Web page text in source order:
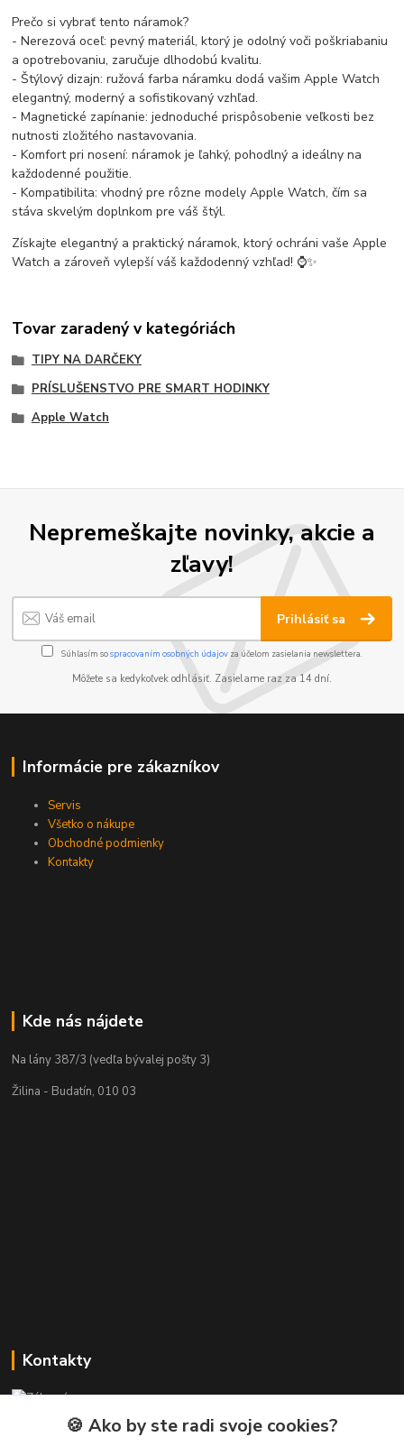
Prečo si vybrať tento náramok?
- Nerezová oceľ: pevný materiál, ktorý je odolný voči poškriabaniu
a opotrebovaniu, zaručuje dlhodobú kvalitu.
- Štýlový dizajn: ružová farba náramku dodá vašim Apple Watch
elegantný, moderný a sofistikovaný vzhľad.
- Magnetické zapínanie: jednoduché prispôsobenie veľkosti bez
nutnosti zložitého nastavovania.
- Komfort pri nosení: náramok je ľahký, pohodlný a ideálny na
každodenné použitie.
- Kompatibilita: vhodný pre rôzne modely Apple Watch, čím sa
stáva skvelým doplnkom pre váš štýl.
Získajte elegantný a praktický náramok, ktorý ochráni vaše Apple
Watch a zároveň vylepší váš každodenný vzhľad! ⌚✨
Tovar zaradený v kategóriách
TIPY NA DARČEKY
PRÍSLUŠENSTVO PRE SMART HODINKY
Apple Watch
Nepremeškajte novinky, akcie a
zľavy!
Prihlásiť sa
Súhlasím sospracovaním osobných údajov za účelom zasielania newslettera.
Môžete sa kedykoľvek odhlásiť. Zasielame raz za 14 dní.
Informácie pre zákazníkov
Servis
Všetko o nákupe
Obchodné podmienky
Kontakty
Kde nás nájdete
Na lány 387/3 (vedľa bývalej pošty 3)
Žilina - Budatín, 010 03
Kontakty
+421 911 010 560
Po-Pia, 13-17 hod.
🍪 Ako by ste radi svoje cookies?